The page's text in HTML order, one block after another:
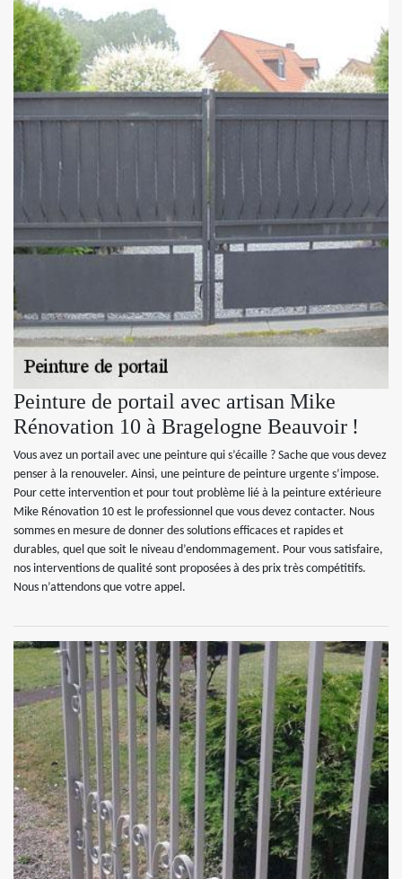
Peinture de portail avec artisan Mike
Rénovation 10 à Bragelogne Beauvoir !
Vous avez un portail avec une peinture qui s’écaille ? Sache que vous devez
penser à la renouveler. Ainsi, une peinture de peinture urgente s’impose.
Pour cette intervention et pour tout problème lié à la peinture extérieure
Mike Rénovation 10 est le professionnel que vous devez contacter. Nous
sommes en mesure de donner des solutions efficaces et rapides et
durables, quel que soit le niveau d’endommagement. Pour vous satisfaire,
nos interventions de qualité sont proposées à des prix très compétitifs.
Nous n’attendons que votre appel.